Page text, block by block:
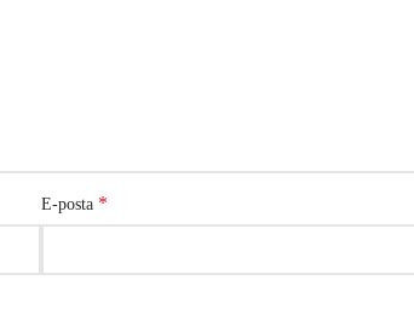
E-posta *